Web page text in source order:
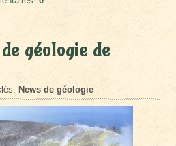
géologie de
News de géologie